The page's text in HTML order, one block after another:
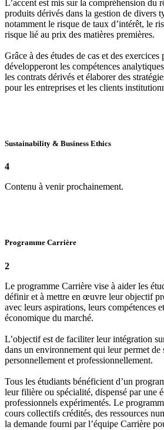
L’accent est mis sur la compréhension du
produits dérivés dans la gestion de divers
notamment le risque de taux d’intérêt, le
risque lié au prix des matières premières.
Grâce à des études de cas et des
développeront les compétences
les contrats dérivés et élaborer des
pour les entreprises et les clients
Sustainability & Business Ethics
4
Contenu à venir prochainement.
Programme Carrière
2
Le programme Carrière vise à aider les
définir et à mettre en œuvre leur objectif
avec leurs aspirations, leurs compétences
économique du marché.
L’objectif est de faciliter leur intégration
dans un environnement qui leur permet de
personnellement et professionnellement.
Tous les étudiants bénéficient d’un
leur filière ou spécialité, dispensé par une
professionnels expérimentés. Le
cours collectifs crédités, des ressources
la demande fourni par l’équipe Carrière